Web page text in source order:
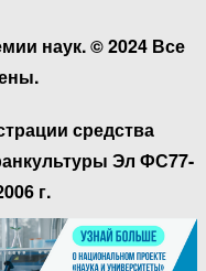
наук. © 2024 Все
средства
Эл ФС77-
г.